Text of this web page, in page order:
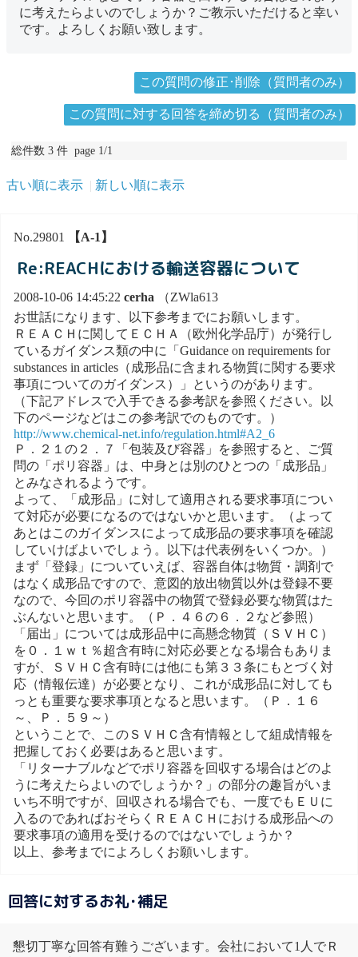
に考えたらよいのでしょうか？ご教示いただけると幸い
です。よろしくお願い致します。
この質問の修正･削除（質問者のみ）
この質問に対する回答を締め切る（質問者のみ）
総件数 3 件 page 1/1
古い順に表示 新しい順に表示
No.29801 【A-1】
Re:REACHにおける輸送容器について
2008-10-06 14:45:22 cerha （ZWla613
お世話になります、以下参考までにお願いします。
ＲＥＡＣＨに関してＥＣＨＡ（欧州化学品庁）が発行し
ているガイダンス類の中に「Guidance on requirements for
substances in articles（成形品に含まれる物質に関する要求
事項についてのガイダンス）」というのがあります。
（下記アドレスで入手できる参考訳を参照ください。以
下のページなどはこの参考訳でのものです。）
http://www.chemical-net.info/regulation.html#A2_6
Ｐ．２１の２．７「包装及び容器」を参照すると、ご質
問の「ポリ容器」は、中身とは別のひとつの「成形品」
とみなされるようです。
よって、「成形品」に対して適用される要求事項につい
て対応が必要になるのではないかと思います。（よって
あとはこのガイダンスによって成形品の要求事項を確認
していけばよいでしょう。以下は代表例をいくつか。）
まず「登録」についていえば、容器自体は物質・調剤で
はなく成形品ですので、意図的放出物質以外は登録不要
なので、今回のポリ容器中の物質で登録必要な物質はた
ぶんないと思います。（Ｐ．４６の６．２など参照）
「届出」については成形品中に高懸念物質（ＳＶＨＣ）
を０．１ｗｔ％超含有時に対応必要となる場合もありま
すが、ＳＶＨＣ含有時には他にも第３３条にもとづく対
応（情報伝達）が必要となり、これが成形品に対しても
っとも重要な要求事項となると思います。（Ｐ．１６
～、Ｐ．５９～）
ということで、このＳＶＨＣ含有情報として組成情報を
把握しておく必要はあると思います。
「リターナブルなどでポリ容器を回収する場合はどのよ
うに考えたらよいのでしょうか？」の部分の趣旨がいま
いち不明ですが、回収される場合でも、一度でもＥＵに
入るのであればおそらくＲＥＡＣＨにおける成形品への
要求事項の適用を受けるのではないでしょうか？
以上、参考までによろしくお願いします。
回答に対するお礼･補足
懇切丁寧な回答有難うございます。会社において1人でＲ